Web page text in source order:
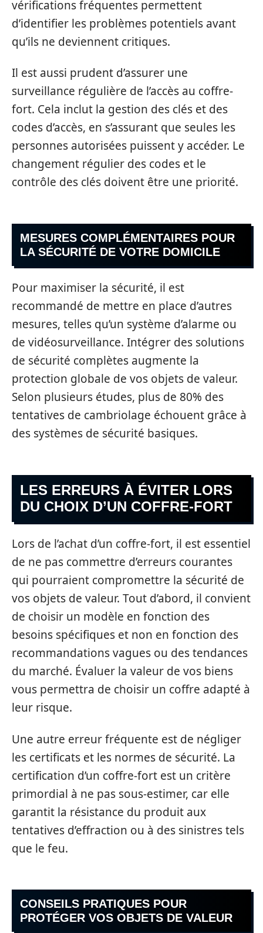
vérifications fréquentes permettent
d’identifier les problèmes potentiels avant
qu’ils ne deviennent critiques.
Il est aussi prudent d’assurer une
surveillance régulière de l’accès au coffre-
fort. Cela inclut la gestion des clés et des
codes d’accès, en s’assurant que seules les
personnes autorisées puissent y accéder. Le
changement régulier des codes et le
contrôle des clés doivent être une priorité.
MESURES COMPLÉMENTAIRES POUR
LA SÉCURITÉ DE VOTRE DOMICILE
Pour maximiser la sécurité, il est
recommandé de mettre en place d’autres
mesures, telles qu’un système d’alarme ou
de vidéosurveillance. Intégrer des solutions
de sécurité complètes augmente la
protection globale de vos objets de valeur.
Selon plusieurs études, plus de 80% des
tentatives de cambriolage échouent grâce à
des systèmes de sécurité basiques.
LES ERREURS À ÉVITER LORS
DU CHOIX D’UN COFFRE-FORT
Lors de l’achat d’un coffre-fort, il est essentiel
de ne pas commettre d’erreurs courantes
qui pourraient compromettre la sécurité de
vos objets de valeur. Tout d’abord, il convient
de choisir un modèle en fonction des
besoins spécifiques et non en fonction des
recommandations vagues ou des tendances
du marché. Évaluer la valeur de vos biens
vous permettra de choisir un coffre adapté à
leur risque.
Une autre erreur fréquente est de négliger
les certificats et les normes de sécurité. La
certification d’un coffre-fort est un critère
primordial à ne pas sous-estimer, car elle
garantit la résistance du produit aux
tentatives d’effraction ou à des sinistres tels
que le feu.
CONSEILS PRATIQUES POUR
PROTÉGER VOS OBJETS DE VALEUR